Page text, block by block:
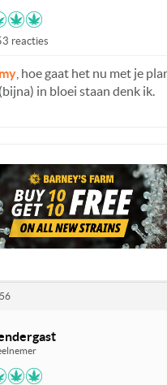
reacties
, hoe gaat het nu met je
in bloei staan denk ik.